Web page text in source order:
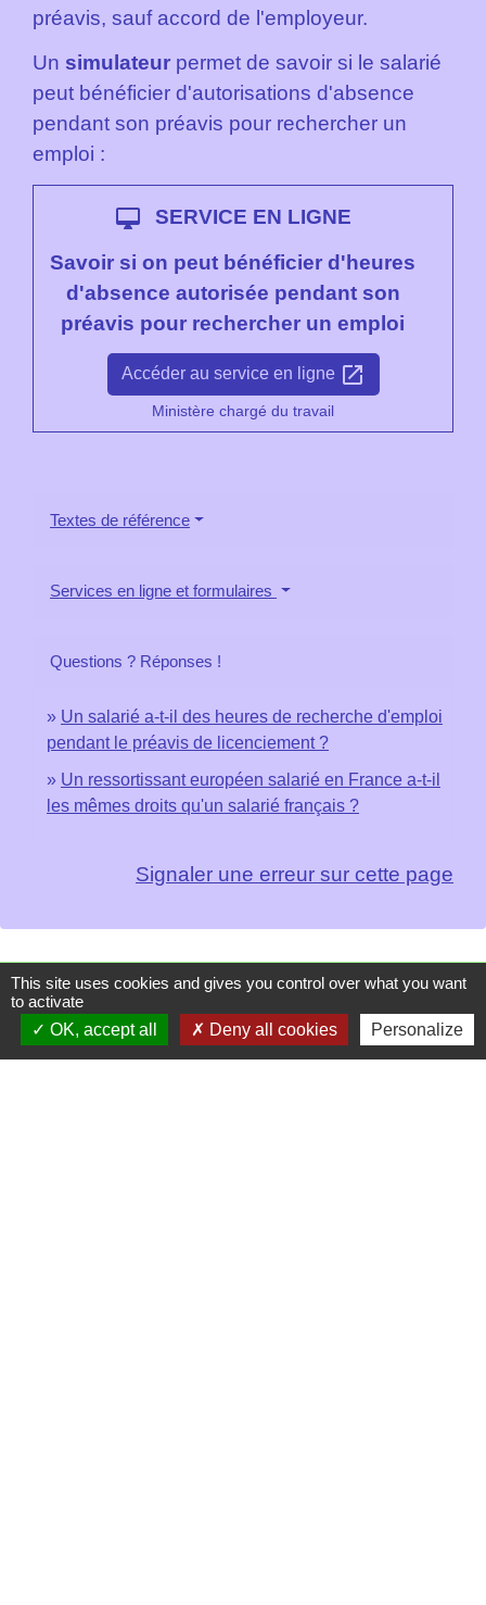
préavis, sauf accord de l'employeur.
Un simulateur permet de savoir si le salarié
peut bénéficier d'autorisations d'absence
pendant son préavis pour rechercher un
emploi :
desktop_mac
SERVICE EN LIGNE
Savoir si on peut bénéficier d'heures
d'absence autorisée pendant son
préavis pour rechercher un emploi
Accéder au service en ligne open_in_new
Ministère chargé du travail
Textes de référence
Services en ligne et formulaires
Questions ? Réponses !
Un salarié a-t-il des heures de recherche d'emploi
pendant le préavis de licenciement ?
Un ressortissant européen salarié en France a-t-il
les mêmes droits qu'un salarié français ?
Signaler une erreur sur cette page
Contacts
Mairie de Les Chapelles
This site uses cookies and gives you control over what you want
to activate
OK, accept all
Deny all cookies Personalize